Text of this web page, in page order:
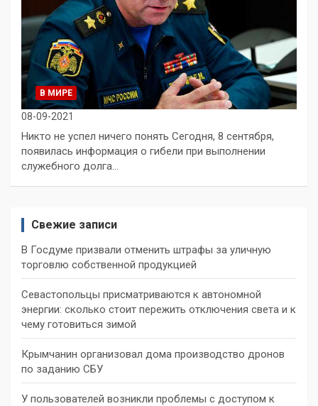
В МИРЕ
08-09-2021
Никто не успел ничего понять Сегодня, 8 сентября,
появилась информация о гибели при выполнении
служебного долга…
Свежие записи
В Госдуме призвали отменить штрафы за уличную
торговлю собственной продукцией
Севастопольцы присматриваются к автономной
энергии: сколько стоит пережить отключения света и к
чему готовиться зимой
Крымчанин организовал дома производство дронов
по заданию СБУ
У пользователей возникли проблемы с доступом к